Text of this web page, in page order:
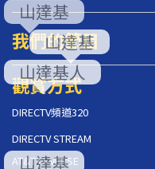
我們的節目
觀賞方式
DIRECTV頻道320
DIRECTV STREAM
AT&T U-VERSE